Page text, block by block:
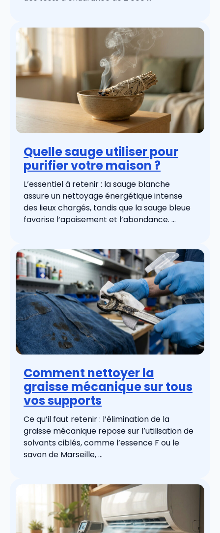
Quelle sauge utiliser pour
purifier votre maison ?
L’essentiel à retenir : la sauge blanche
assure un nettoyage énergétique intense
des lieux chargés, tandis que la sauge bleue
favorise l’apaisement et l’abondance. ...
Comment nettoyer la
graisse mécanique sur tous
vos supports
Ce qu’il faut retenir : l’élimination de la
graisse mécanique repose sur l’utilisation de
solvants ciblés, comme l’essence F ou le
savon de Marseille, ...